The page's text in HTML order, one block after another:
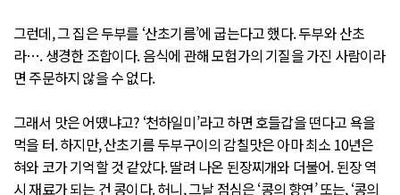
그런데, 그 집은 두부를 ‘산초기름’에 굽는다고 했다. 두부와 산초
라…. 생경한 조합이다. 음식에 관해 모험가의 기질을 가진 사람이라
면 주문하지 않을 수 없다.
그래서 맛은 어땠냐고? ‘천하일미’라고 하면 호들갑을 떤다고 욕을
먹을 터. 하지만, 산초기름 두부구이의 감칠맛은 아마 최소 10년은
혀와 코가 기억할 것 같았다. 딸려 나온 된장찌개와 더불어. 된장 역
시 재료가 되는 건 콩이다. 허니, 그날 점심은 ‘콩의 향연’ 또는, ‘콩의